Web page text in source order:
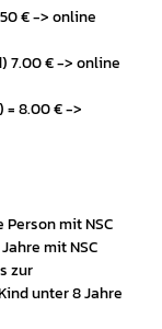
€ -> online
7.00 € -> online
= 8.00 € ->
mit NSC
mit NSC
zur
unter 8 Jahre